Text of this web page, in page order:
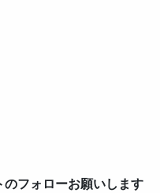
のフォローお願いします